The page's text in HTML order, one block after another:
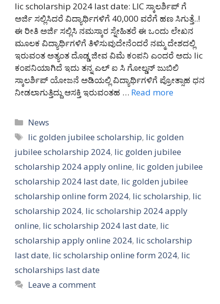
lic scholarship 2024 last date: LIC ಸ್ಕಾಲರ್ಶಿಪ್ ಗೆ
ಅರ್ಜಿ ಸಲ್ಲಿಸಿದರೆ ವಿದ್ಯಾರ್ಥಿಗಳಿಗೆ 40,000 ವರೆಗೆ ಹಣ ಸಿಗುತ್ತೆ..!
ಈ ರೀತಿ ಅರ್ಜಿ ಸಲ್ಲಿಸಿ ನಮಸ್ಕಾರ ಸ್ನೇಹಿತರೆ ಈ ಒಂದು ಲೇಖನ
ಮೂಲಕ ವಿದ್ಯಾರ್ಥಿಗಳಿಗೆ ತಿಳಿಸುವುದೇನೆಂದರೆ ನಮ್ಮ ದೇಶದಲ್ಲಿ
ಇರುವಂತ ಅತ್ಯಂತ ದೊಡ್ಡ ಜೀವ ವಿಮೆ ಕಂಪನಿ ಎಂದರೆ ಅದು lic
ಕಂಪನಿಯಾಗಿದೆ ಇದು ತನ್ನ ಎಲ್ ಐ ಸಿ ಗೋಲ್ಡನ್ ಜುಬಿಲಿ
ಸ್ಕಾಲರ್ಶಿಪ್ ಯೋಜನೆ ಅಡಿಯಲ್ಲಿ ವಿದ್ಯಾರ್ಥಿಗಳಿಗೆ ಪ್ರೋತ್ಸಾಹ ಧನ
ನೀಡಲಾಗುತ್ತಿದ್ದು ಆಸಕ್ತಿ ಇರುವಂತಹ … Read more
Categories
News
Tags
lic golden jubilee scholarship, lic golden
jubilee scholarship 2024, lic golden jubilee
scholarship 2024 apply online, lic golden jubilee
scholarship 2024 last date, lic golden jubilee
scholarship online form 2024, lic scholarship, lic
scholarship 2024, lic scholarship 2024 apply
online, lic scholarship 2024 last date, lic
scholarship apply online 2024, lic scholarship
last date, lic scholarship online form 2024, lic
scholarships last date
Leave a comment